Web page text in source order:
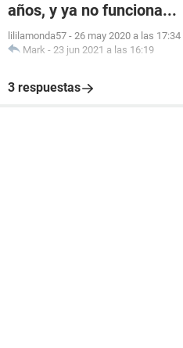
años, y ya no funciona...
lililamonda57 - 26 may 2020 a las 17:34
Mark - 23 jun 2021 a las 16:19
3 respuestas